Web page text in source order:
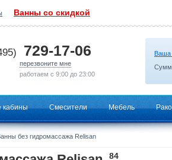
Ванны со скидкой
729-17-06
перезвоните мне
работаем с 9:00 до 23:00
Ваша
кабины Смесители Мебель
без гидромассажа Relisan
84